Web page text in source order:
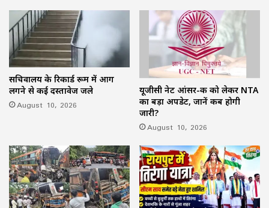
सचिवालय के रिकार्ड रूम में आग
लगने से कई दस्तावेज जले
August 10, 2026
यूजीसी नेट आंसर-की को लेकर NTA
का बड़ा अपडेट, जानें कब होगी
जारी?
August 10, 2026